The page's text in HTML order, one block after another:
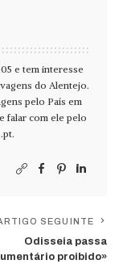
e tem interesse
do Alentejo.
pelo País em
falar com ele pelo
.
SEGUINTE
Odisseia passa
proibido»